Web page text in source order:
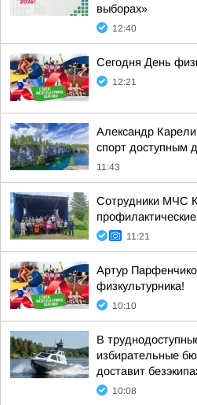
выборах»
12:40
Сегодня День
12:21
Александр
спорт доступным
11:43
Сотрудники МЧС
11:21
Артур
физкультурника!
10:10
В
избирательные
доставит
10:08